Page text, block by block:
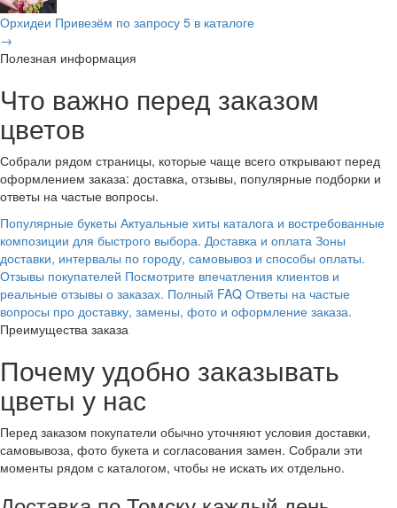
Орхидеи Привезём по запросу 5 в каталоге
→
Полезная информация
Что важно перед заказом
цветов
Собрали рядом страницы, которые чаще всего открывают перед
оформлением заказа: доставка, отзывы, популярные подборки и
ответы на частые вопросы.
Популярные букеты Актуальные хиты каталога и востребованные
композиции для быстрого выбора. Доставка и оплата Зоны
доставки, интервалы по городу, самовывоз и способы оплаты.
Отзывы покупателей Посмотрите впечатления клиентов и
реальные отзывы о заказах. Полный FAQ Ответы на частые
вопросы про доставку, замены, фото и оформление заказа.
Преимущества заказа
Почему удобно заказывать
цветы у нас
Перед заказом покупатели обычно уточняют условия доставки,
самовывоза, фото букета и согласования замен. Собрали эти
моменты рядом с каталогом, чтобы не искать их отдельно.